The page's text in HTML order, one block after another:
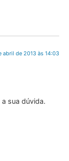
abril de 2013 às 14:03
sua dúvida.